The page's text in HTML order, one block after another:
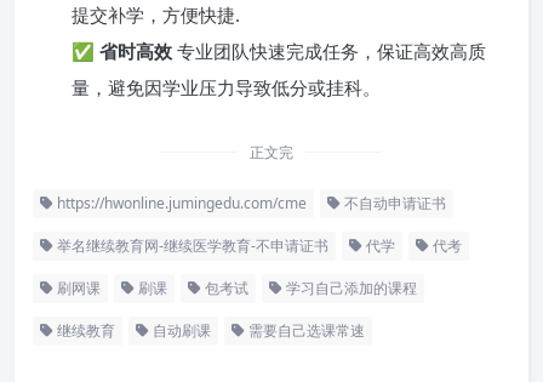
提交补学，方便快捷.
✅ 省时高效 专业团队快速完成任务，保证高效高质
量，避免因学业压力导致低分或挂科。
正文完
https://hwonline.jumingedu.com/cme 不自动申请证书
举名继续教育网-继续医学教育-不申请证书 代学 代考
刷网课 刷课 包考试 学习自己添加的课程
继续教育 自动刷课 需要自己选课常速